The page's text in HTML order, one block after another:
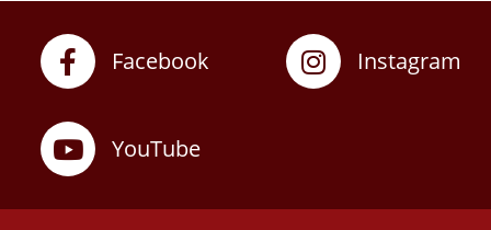
Facebook Instagram
YouTube